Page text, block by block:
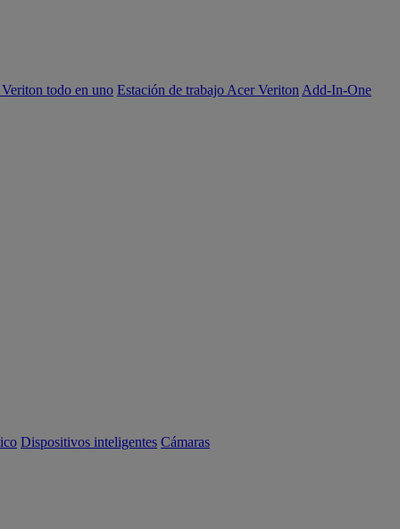
todo en uno Estación de trabajo Acer Veriton Add-In-One
Dispositivos inteligentes Cámaras